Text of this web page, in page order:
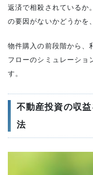
返済で相殺されているか
の要因がないかどうかを
物件購入の前段階から、
フローのシミュレーショ
す。
不動産投資の収
法